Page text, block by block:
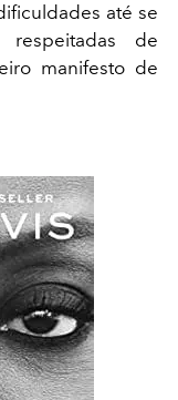
até se
de
manifesto de